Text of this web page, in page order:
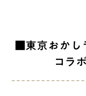
■東京おか
コラ